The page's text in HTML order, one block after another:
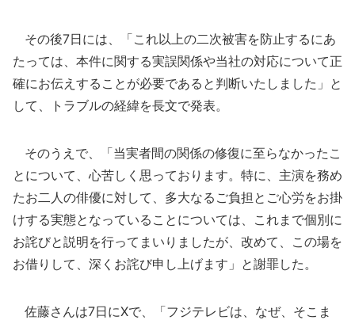
その後7日には、「これ以上の二次被害を防止するにあ
たっては、本件に関する実誤関係や当社の対応について正
確にお伝えすることが必要であると判断いたしました」と
して、トラブルの経緯を長文で発表。
そのうえで、「当実者間の関係の修復に至らなかったこ
とについて、心苦しく思っております。特に、主演を務め
たお二人の俳優に対して、多大なるご負担とご心労をお掛
けする実態となっていることについては、これまで個別に
お詫びと説明を行ってまいりましたが、改めて、この場を
お借りして、深くお詫び申し上げます」と謝罪した。
佐藤さんは7日にXで、「フジテレビは、なぜ、そこま